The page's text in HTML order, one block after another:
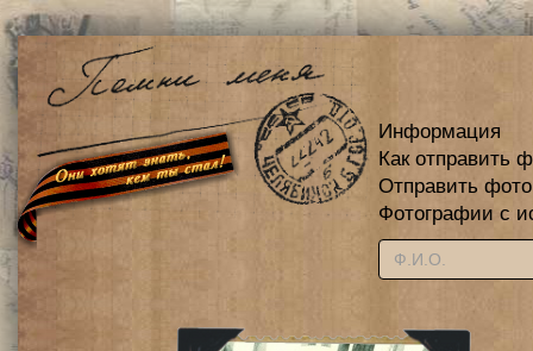
Информация
Как отправить
Отправить
Фотографии с